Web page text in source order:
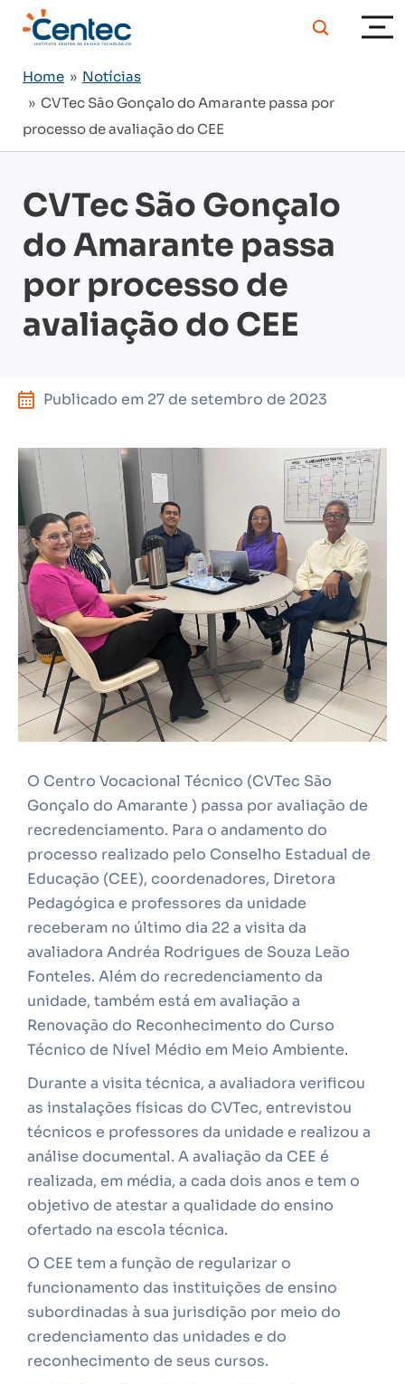
Home » Notícias
» CVTec São Gonçalo do Amarante passa por
processo de avaliação do CEE
CVTec São Gonçalo
do Amarante passa
por processo de
avaliação do CEE
Publicado em 27 de setembro de 2023
O Centro Vocacional Técnico (CVTec São
Gonçalo do Amarante ) passa por avaliação de
recredenciamento. Para o andamento do
processo realizado pelo Conselho Estadual de
Educação (CEE), coordenadores, Diretora
Pedagógica e professores da unidade
receberam no último dia 22 a visita da
avaliadora Andréa Rodrigues de Souza Leão
Fonteles. Além do recredenciamento da
unidade, também está em avaliação a
Renovação do Reconhecimento do Curso
Técnico de Nível Médio em Meio Ambiente.
Durante a visita técnica, a avaliadora verificou
as instalações físicas do CVTec, entrevistou
técnicos e professores da unidade e realizou a
análise documental. A avaliação da CEE é
realizada, em média, a cada dois anos e tem o
objetivo de atestar a qualidade do ensino
ofertado na escola técnica.
O CEE tem a função de regularizar o
funcionamento das instituições de ensino
subordinadas à sua jurisdição por meio do
credenciamento das unidades e do
reconhecimento de seus cursos.